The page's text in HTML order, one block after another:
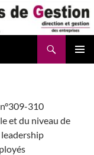
310
et du niveau de